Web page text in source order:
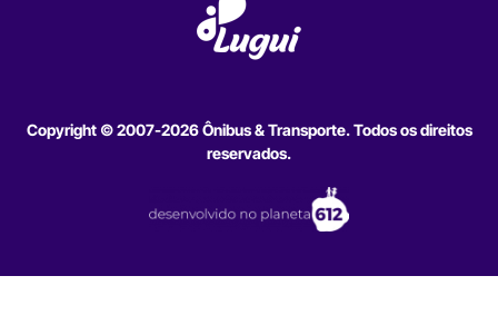
Copyright © 2007-2026 Ônibus & Transporte. Todos os direitos
reservados.